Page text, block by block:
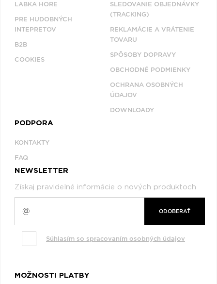
LABKA HORE
PRE HUDOBNÝCH
INTEPRETOV
B2B
COOKIES
SLEDOVANIE OBJEDNÁVKY
(TRACKING)
REKLAMÁCIE A VRÁTENIE
TOVARU
SPÔSOBY DOPRAVY
OBCHODNÉ PODMIENKY
OCHRANA OSOBNÝCH
ÚDAJOV
DOWNLOADY
PODPORA
KONTAKTY
FAQ
NEWSLETTER
Získaj pravidelné informácie o nových produktoch
ODOBERAŤ
Súhlasím so spracovaním osobných údajov
MOŽNOSTI PLATBY